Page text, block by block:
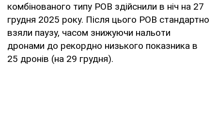
комбінованого типу РОВ здійснили в ніч на 27
грудня 2025 року. Після цього РОВ стандартно
взяли паузу, часом знижуючи нальоти
дронами до рекордно низького показника в
25 дронів (на 29 грудня).